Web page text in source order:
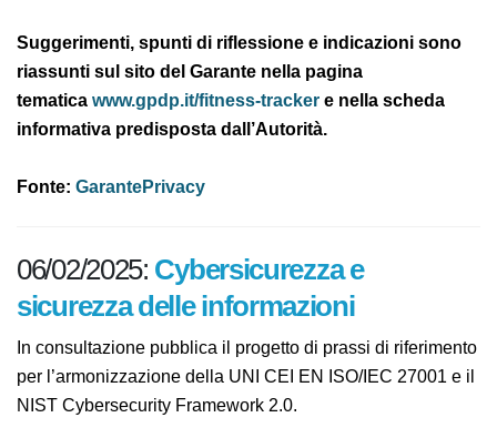
anche usati con la consapevolezza e la cautela
necessarie a garantire una adeguata protezione della
propria riservatezza e dei propri dati personali.
sono riassunti sul sito del Garante nella pagina
Fonte:GarantePrivacy
06/02/2025:Cybersicurezza e
sicurezza delle informazioni